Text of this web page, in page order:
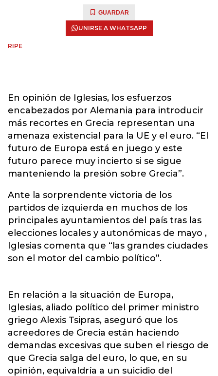
GUARDAR
UNIRSE A WHATSAPP
RIPE
En opinión de Iglesias, los esfuerzos
encabezados por Alemania para introducir
más recortes en Grecia representan una
amenaza existencial para la UE y el euro. “El
futuro de Europa está en juego y este
futuro parece muy incierto si se sigue
manteniendo la presión sobre Grecia”.
Ante la sorprendente victoria de los
partidos de izquierda en muchos de los
principales ayuntamientos del país tras las
elecciones locales y autonómicas de mayo ,
Iglesias comenta que “las grandes ciudades
son el motor del cambio político”.
En relación a la situación de Europa,
Iglesias, aliado político del primer ministro
griego Alexis Tsipras, aseguró que los
acreedores de Grecia están haciendo
demandas excesivas que suben el riesgo de
que Grecia salga del euro, lo que, en su
opinión, equivaldría a un suicidio del